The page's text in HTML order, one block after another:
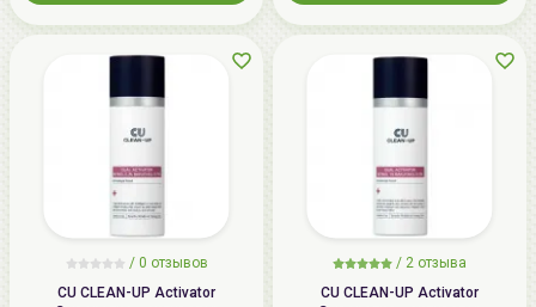
/ 0 отзывов
CU CLEAN-UP Activator
/ 2 отзыва
CU CLEAN-UP Activator